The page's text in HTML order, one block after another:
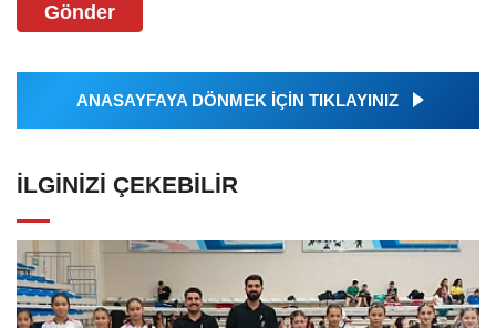
Gönder
ANASAYFAYA DÖNMEK İÇİN TIKLAYINIZ
İLGINIZI ÇEKEBILIR